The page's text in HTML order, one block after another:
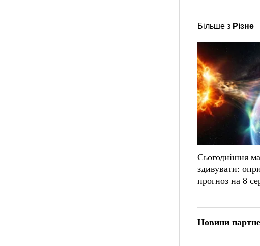
Більше з Різне
Сьогоднішня
здивувати:
прогноз на 8
Новини